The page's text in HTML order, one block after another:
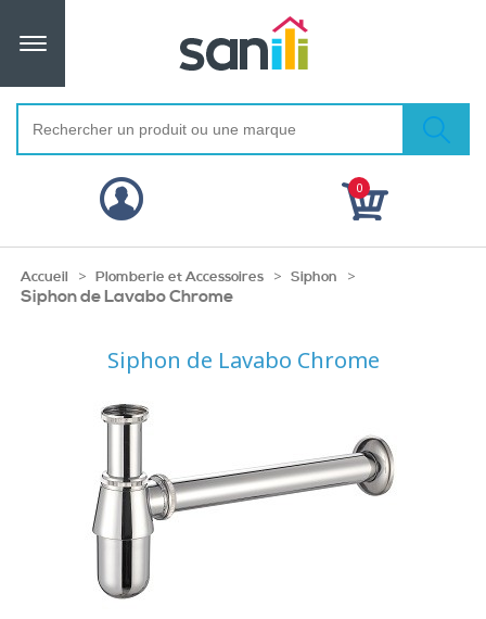
0
Accueil > Plomberie et Accessoires > Siphon >
Siphon de Lavabo Chrome
Siphon de Lavabo Chrome